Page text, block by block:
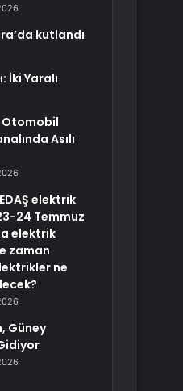
kutlandı
İki Yaralı
Otomobil
Asılı
elektrik
24 Temmuz
elektrik
zaman
ne
Güney